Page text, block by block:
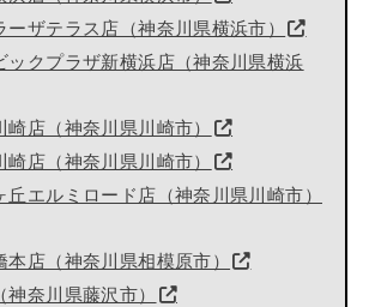
ザテラス店（神奈川県横浜市）
ックプラザ新横浜店（神奈川県横浜
店（神奈川県川崎市）
店（神奈川県川崎市）
エルミロード店（神奈川県川崎市）
店（神奈川県相模原市）
奈川県藤沢市）